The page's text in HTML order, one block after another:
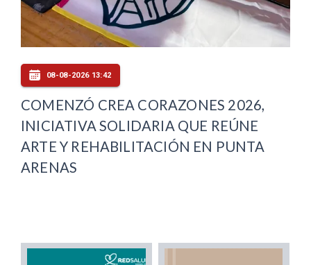
08-08-2026 13:42
COMENZÓ CREA CORAZONES 2026,
INICIATIVA SOLIDARIA QUE REÚNE
ARTE Y REHABILITACIÓN EN PUNTA
ARENAS